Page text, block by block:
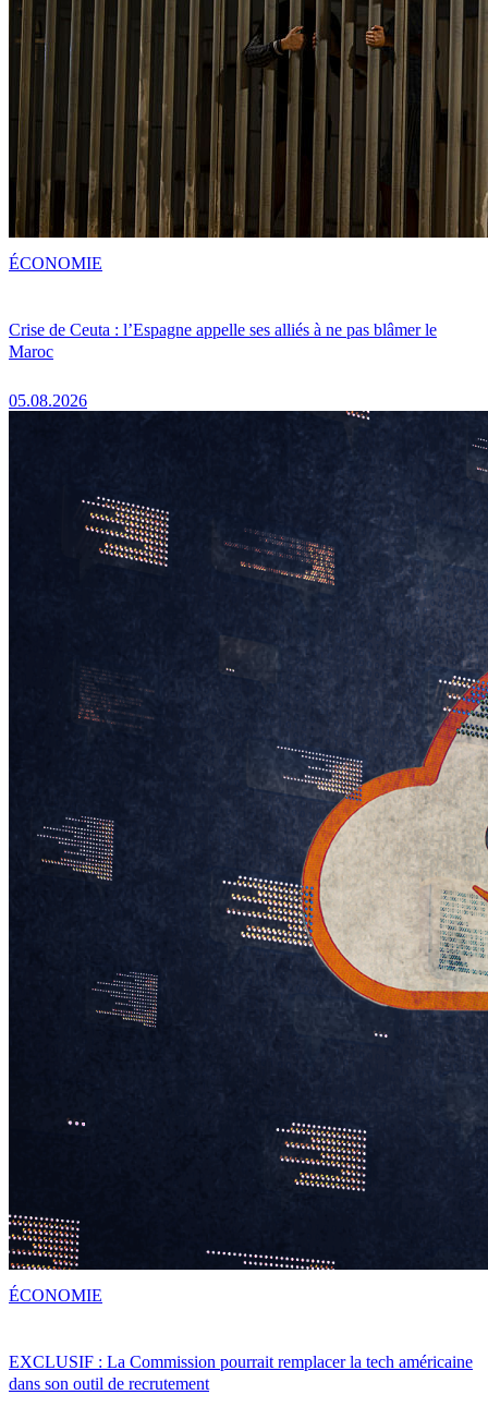
Crise de Ceuta : l’Espagne appelle ses alliés à ne pas blâmer le
Maroc
05.08.2026
ÉCONOMIE
EXCLUSIF : La Commission pourrait remplacer la tech américaine
dans son outil de recrutement
ÉCONOMIE